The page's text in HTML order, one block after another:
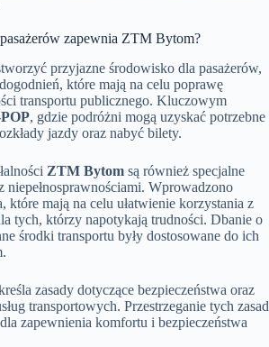
zapewnia ZTM Bytom?
przyjazne środowisko dla pasażerów,
które mają na celu poprawę
transportu publicznego. Kluczowym
, gdzie podróżni mogą uzyskać potrzebne
jazdy oraz nabyć bilety.
ZTM Bytom są również specjalne
niepełnosprawnościami. Wprowadzono
które mają na celu ułatwienie korzystania z
tych, którzy napotykają trudności. Dbanie o
środki transportu były dostosowane do ich
zasady dotyczące bezpieczeństwa oraz
transportowych. Przestrzeganie tych zasad
zapewnienia komfortu i bezpieczeństwa